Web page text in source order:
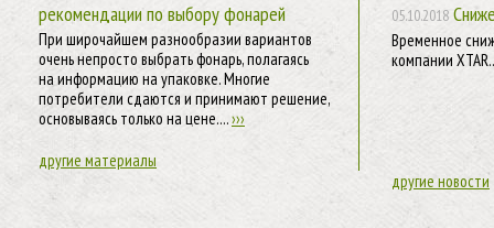
рекомендации по выбору фонарей
При широчайшем разнообразии вариантов
очень непросто выбрать фонарь, полагаясь
на информацию на упаковке. Многие
потребители сдаются и принимают решение,
основываясь только на цене....›››
другие материалы
05.10.2018
Временное
компании
другие новости